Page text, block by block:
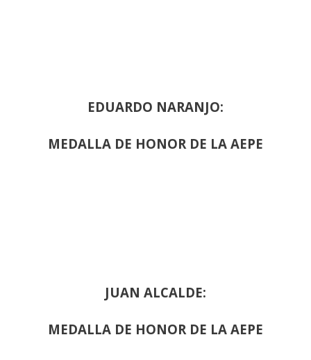
EDUARDO NARANJO:
MEDALLA DE HONOR DE LA AEPE
JUAN ALCALDE:
MEDALLA DE HONOR DE LA AEPE